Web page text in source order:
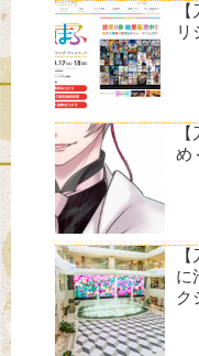
リ
め
に
ク